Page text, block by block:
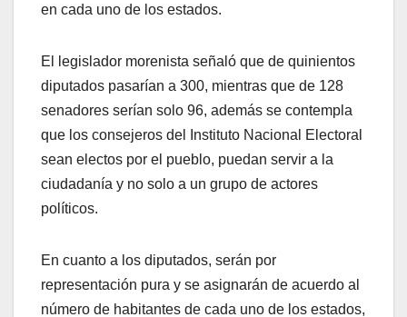
en cada uno de los estados.
El legislador morenista señaló que de quinientos
diputados pasarían a 300, mientras que de 128
senadores serían solo 96, además se contempla
que los consejeros del Instituto Nacional Electoral
sean electos por el pueblo, puedan servir a la
ciudadanía y no solo a un grupo de actores
políticos.
En cuanto a los diputados, serán por
representación pura y se asignarán de acuerdo al
número de habitantes de cada uno de los estados,